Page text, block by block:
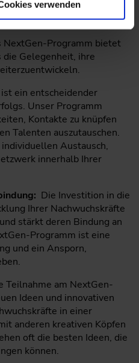
verwenden
Programm teilnehmen:
NextGen-Programm bietet
die Gelegenheit, ihre
ein entscheidender
Unser Programm
Kontakte zu knüpfen
Talenten auszutauschen.
Austausch,
innerhalb Ihrer
Die Investition in die
Ihrer Nachwuchskräfte
stärkt deren Bindung an
Programm ist eine
und ein Ansporn,
Teilnahme am NextGen-
Ideen und innovativen
in einer
anderen kreativen Köpfen
oft die besten Ideen, die
können.